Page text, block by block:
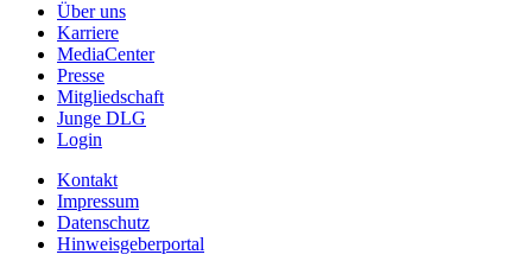
Über uns
Karriere
MediaCenter
Presse
Mitgliedschaft
Junge DLG
Login
Kontakt
Impressum
Datenschutz
Hinweisgeberportal